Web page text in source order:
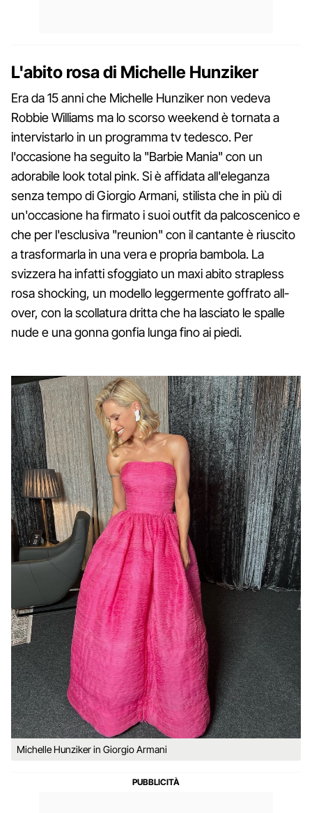
L'abito rosa di Michelle Hunziker
Era da 15 anni che Michelle Hunziker non vedeva
Robbie Williams ma lo scorso weekend è tornata a
intervistarlo in un programma tv tedesco. Per
l'occasione ha seguito la "Barbie Mania" con un
adorabile look total pink. Si è affidata all'eleganza
senza tempo di Giorgio Armani, stilista che in più di
un'occasione ha firmato i suoi outfit da palcoscenico e
che per l'esclusiva "reunion" con il cantante è riuscito
a trasformarla in una vera e propria bambola. La
svizzera ha infatti sfoggiato un maxi abito strapless
rosa shocking, un modello leggermente goffrato all-
over, con la scollatura dritta che ha lasciato le spalle
nude e una gonna gonfia lunga fino ai piedi.
Michelle Hunziker in Giorgio Armani